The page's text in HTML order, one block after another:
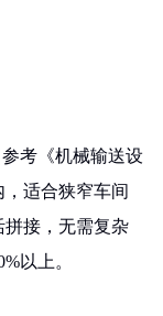
考《机械输送设
适合狭窄车间
接，无需复杂
以上。